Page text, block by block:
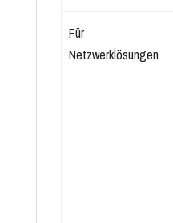
Für
Netzwerklösungen